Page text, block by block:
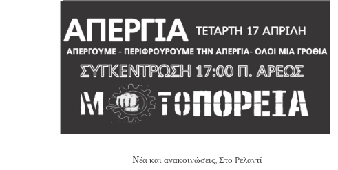
Nέα και ανακοινώσεις,Στο Ρελαντί